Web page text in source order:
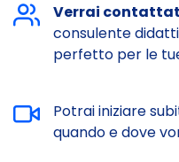
Verrai
consulente
perfetto per le
Potrai iniziare
quando e dove